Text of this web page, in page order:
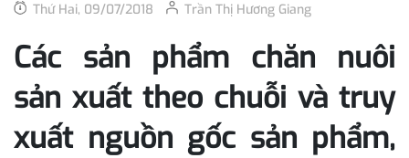
Thứ Hai, 09/07/2018 Trần Thị Hương Giang
Các sản phẩm chăn nuôi
sản xuất theo chuỗi và truy
xuất nguồn gốc sản phẩm,